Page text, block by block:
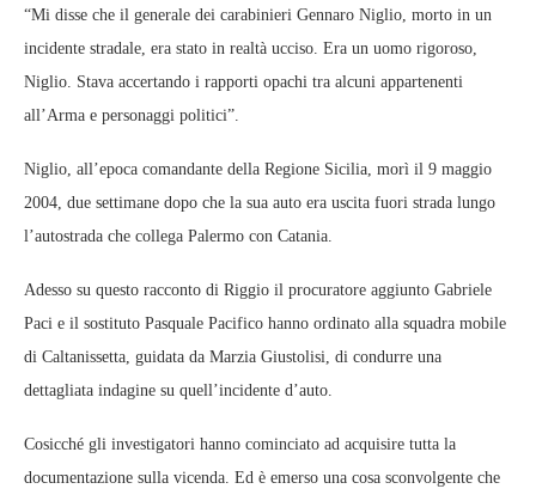
“Mi disse che il generale dei carabinieri Gennaro Niglio, morto in un
incidente stradale, era stato in realtà ucciso. Era un uomo rigoroso,
Niglio. Stava accertando i rapporti opachi tra alcuni appartenenti
all’Arma e personaggi politici”.
Niglio, all’epoca comandante della Regione Sicilia, morì il 9 maggio
2004, due settimane dopo che la sua auto era uscita fuori strada lungo
l’autostrada che collega Palermo con Catania.
Adesso su questo racconto di Riggio il procuratore aggiunto Gabriele
Paci e il sostituto Pasquale Pacifico hanno ordinato alla squadra mobile
di Caltanissetta, guidata da Marzia Giustolisi, di condurre una
dettagliata indagine su quell’incidente d’auto.
Cosicché gli investigatori hanno cominciato ad acquisire tutta la
documentazione sulla vicenda. Ed è emerso una cosa sconvolgente che